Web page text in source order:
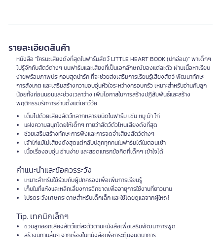
รายละเอียดสินค้า
หนังสือ "ใครนะเสียงดังที่สุดในฟาร์มสัตว์ LITTLE HEART BOOK (ปกอ่อน)" พาเด็กๆ
ไปรู้จักกับสัตว์ต่างๆ บนฟาร์มและเสียงที่เป็นเอกลักษณ์ของแต่ละตัว ผ่านเนื้อหาเรียบ
ง่ายพร้อมภาพประกอบสุดน่ารัก ที่จะช่วยส่งเสริมการเรียนรู้เสียงสัตว์ พัฒนาทักษะ
การสังเกต และเสริมสร้างความอบอุ่นหัวใจระหว่างครอบครัว เหมาะสำหรับอ่านกับลูก
น้อยทั้งก่อนนอนและช่วงเวลาว่าง เพิ่มโอกาสในการสร้างปฏิสัมพันธ์และสร้าง
พฤติกรรมรักการอ่านตั้งแต่เยาว์วัย
เต็มไปด้วยเสียงสัตว์หลากหลายชนิดในฟาร์ม เช่น หมู ม้า ไก่
แฝงความสนุกโดยให้เด็กๆ ทายว่าสัตว์ตัวไหนเสียงดังที่สุด
ช่วยเสริมสร้างทักษะการฟังและการจดจำเสียงสัตว์ต่างๆ
เจ้าไก่แม้ไม่เสียงดังสุดแต่กลับปลุกทุกคนในฟาร์มได้ในตอนเช้า
เนื้อเรื่องอบอุ่น อ่านง่าย และสอดแทรกข้อคิดที่เด็กๆ เข้าใจได้
คำแนะนำและข้อควรระวัง
เหมาะสำหรับใช้ร่วมกับผู้ปกครองเพื่อเพิ่มการเรียนรู้
เก็บในที่แห้งและหลีกเลี่ยงการฉีกขาดเพื่ออายุการใช้งานที่ยาวนาน
โปรดระวังเศษกระดาษสำหรับเด็กเล็ก และใช้โดยดูแลจากผู้ใหญ่
Tip. เทคนิคเล็กๆ
ชวนลูกออกเสียงสัตว์แต่ละตัวตามหนังสือเพื่อเสริมพัฒนาการพูด
สร้างนิทานสั้นๆ จากเรื่องในหนังสือเพื่อกระตุ้นจินตนาการ